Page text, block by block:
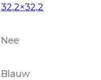
32,2×32,2
Nee
Blauw